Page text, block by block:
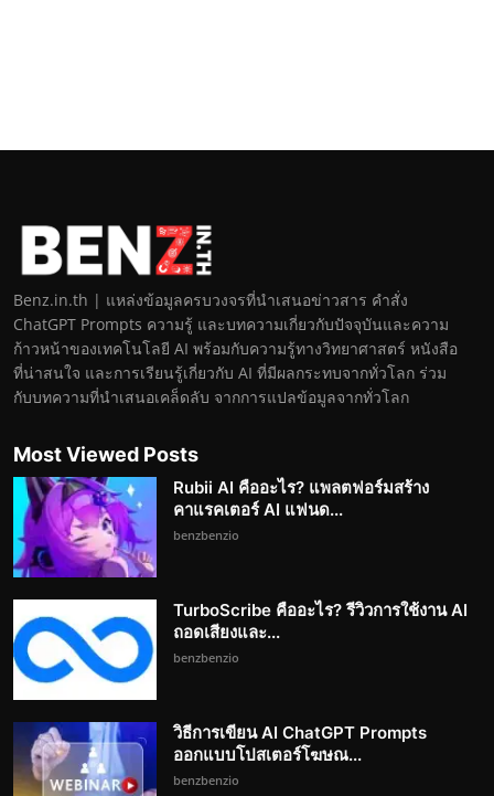
Benz.in.th | แหล่งข้อมูลครบวงจรที่นำเสนอข่าวสาร คำสั่ง
ChatGPT Prompts ความรู้ และบทความเกี่ยวกับปัจจุบันและความ
ก้าวหน้าของเทคโนโลยี AI พร้อมกับความรู้ทางวิทยาศาสตร์ หนังสือ
ที่น่าสนใจ และการเรียนรู้เกี่ยวกับ AI ที่มีผลกระทบจากทั่วโลก ร่วม
กับบทความที่นำเสนอเคล็ดลับ จากการแปลข้อมูลจากทั่วโลก
Most Viewed Posts
Rubii AI คืออะไร? แพลตฟอร์มสร้าง
คาแรคเตอร์ AI แฟนด...
benzbenzio
TurboScribe คืออะไร? รีวิวการใช้งาน AI
ถอดเสียงและ...
benzbenzio
วิธีการเขียน AI ChatGPT Prompts
ออกแบบโปสเตอร์โฆษณ...
benzbenzio